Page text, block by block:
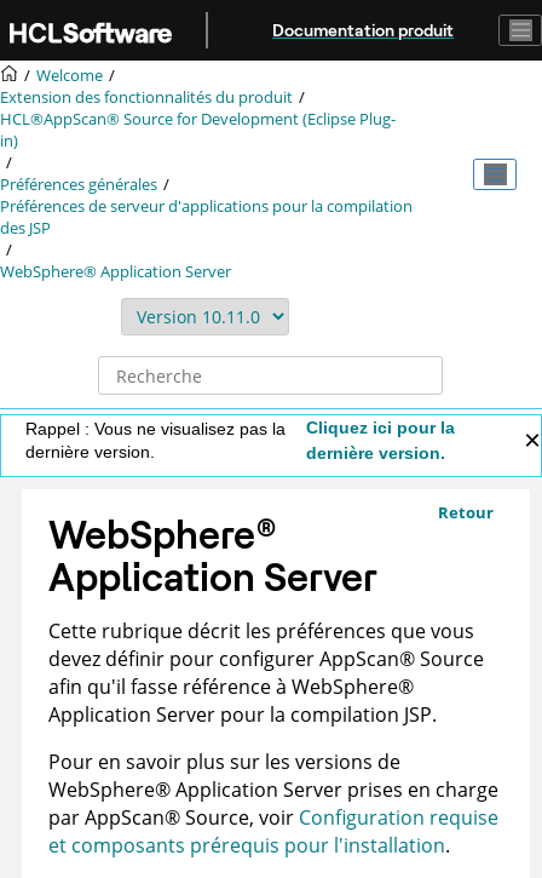
Aller au contenu principal
Documentation produit
Welcome
Extension des fonctionnalités du produit
HCL®AppScan® Source for Development (Eclipse Plug-
in)
Préférences générales
Préférences de serveur d'applications pour la compilation
des JSP
WebSphere® Application Server
Rappel : Vous ne visualisez pas la
dernière version.
Cliquez ici pour la
dernière version.
Retour
WebSphere®
Application Server
Cette rubrique décrit les préférences que vous
devez définir pour configurerAppScan®Source
afin qu'il fasse référence à WebSphere®
Application Server pour la compilation JSP.
Pour en savoir plus sur les versions de
WebSphere®Application Server prises en charge
parAppScan®Source, voir Configuration requise
et composants prérequis pour l'installation.